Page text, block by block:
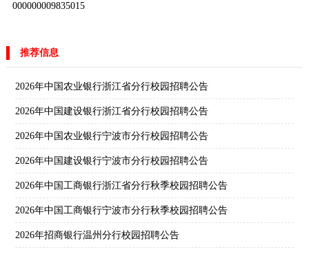
000000009835015
推荐信息
2026年中国农业银行浙江省分行校园招聘公告
2026年中国建设银行浙江省分行校园招聘公告
2026年中国农业银行宁波市分行校园招聘公告
2026年中国建设银行宁波市分行校园招聘公告
2026年中国工商银行浙江省分行秋季校园招聘公告
2026年中国工商银行宁波市分行秋季校园招聘公告
2026年招商银行温州分行校园招聘公告